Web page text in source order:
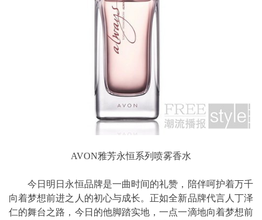
AVON雅芳永恒系列喷雾香水
今日明日永恒品牌是一曲时间的礼赞，陪伴呵护着万千
向着梦想前进之人的初心与成长。正如全新品牌代言人丁泽
仁的舞台之路，今日的他脚踏实地，一点一滴地向着梦想前